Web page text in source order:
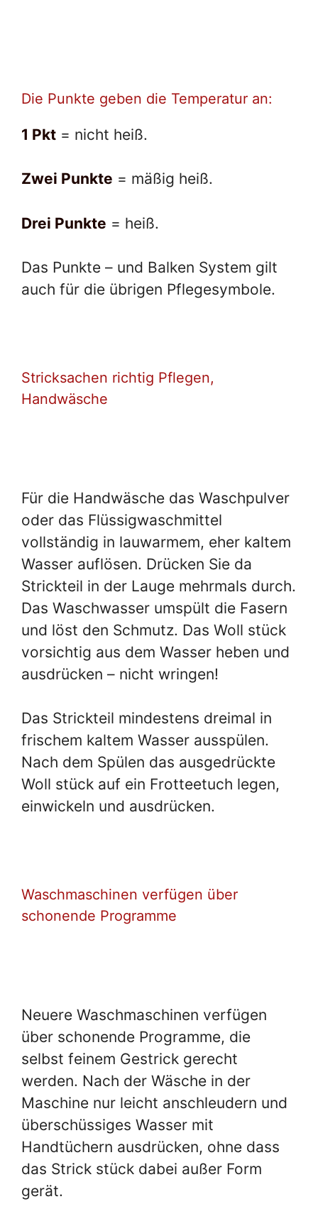
Die Punkte geben die Temperatur an:
1 Pkt = nicht heiß.
Zwei Punkte = mäßig heiß.
Drei Punkte = heiß.
Das Punkte – und Balken System gilt
auch für die übrigen Pflegesymbole.
Stricksachen richtig Pflegen,
Handwäsche
Für die Handwäsche das Waschpulver
oder das Flüssigwaschmittel
vollständig in lauwarmem, eher kaltem
Wasser auflösen. Drücken Sie da
Strickteil in der Lauge mehrmals durch.
Das Waschwasser umspült die Fasern
und löst den Schmutz. Das Woll stück
vorsichtig aus dem Wasser heben und
ausdrücken – nicht wringen!
Das Strickteil mindestens dreimal in
frischem kaltem Wasser ausspülen.
Nach dem Spülen das ausgedrückte
Woll stück auf ein Frotteetuch legen,
einwickeln und ausdrücken.
Waschmaschinen verfügen über
schonende Programme
Neuere Waschmaschinen verfügen
über schonende Programme, die
selbst feinem Gestrick gerecht
werden. Nach der Wäsche in der
Maschine nur leicht anschleudern und
überschüssiges Wasser mit
Handtüchern ausdrücken, ohne dass
das Strick stück dabei außer Form
gerät.